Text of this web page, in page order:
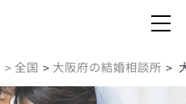
> 全国 > 大阪府の結婚相談所 >